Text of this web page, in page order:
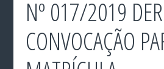
Nº 017/2019
CONVOCAÇÃO